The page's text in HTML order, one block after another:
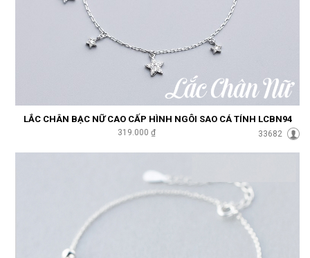
LẮC CHÂN BẠC NỮ CAO CẤP HÌNH NGÔI SAO CÁ TÍNH LCBN94
319.000 ₫ 33682